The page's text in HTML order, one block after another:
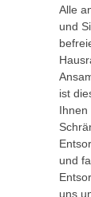
Alle
und
ist
Ihnen
und
uns